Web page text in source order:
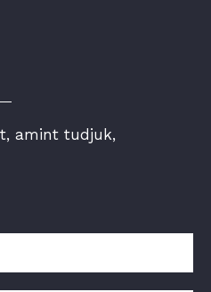
amint tudjuk,